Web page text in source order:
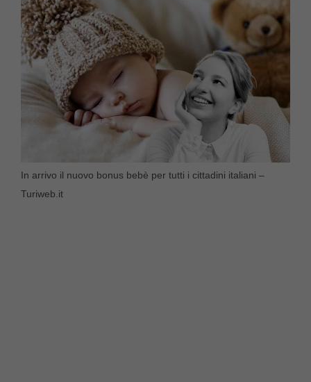
In arrivo il nuovo bonus bebè per tutti i cittadini italiani –
Turiweb.it